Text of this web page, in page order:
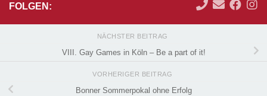
FOLGEN:
NÄCHSTER BEITRAG
VIII. Gay Games in Köln – Be a part of it!
VORHERIGER BEITRAG
Bonner Sommerpokal ohne Erfolg